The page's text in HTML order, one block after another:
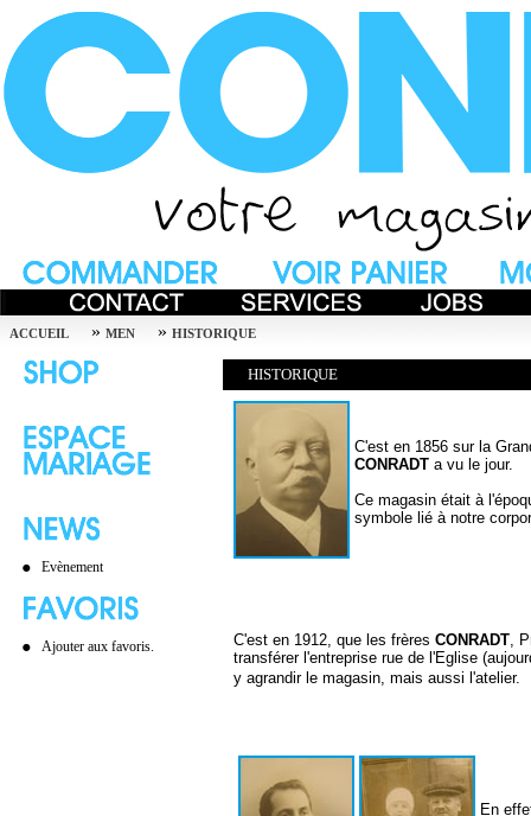
ACCUEIL » MEN » HISTORIQUE
Evènement
Ajouter aux favoris.
HISTORIQUE
C'est en 1856 sur la
CONRADT a vu le jour.
Ce magasin était à
symbole lié à notre
C'est en 1912, que les frères CONRADT,
transférer l'entreprise rue de l'Eglise
y agrandir le magasin, mais aussi l'atelier.
En